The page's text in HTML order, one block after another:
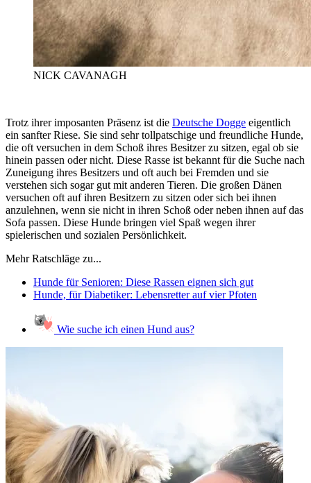
NICK CAVANAGH
Trotz ihrer imposanten Präsenz ist die Deutsche Dogge eigentlich
ein sanfter Riese. Sie sind sehr tollpatschige und freundliche Hunde,
die oft versuchen in dem Schoß ihres Besitzer zu sitzen, egal ob sie
hinein passen oder nicht. Diese Rasse ist bekannt für die Suche nach
Zuneigung ihres Besitzers und oft auch bei Fremden und sie
verstehen sich sogar gut mit anderen Tieren. Die großen Dänen
versuchen oft auf ihren Besitzern zu sitzen oder sich bei ihnen
anzulehnen, wenn sie nicht in ihren Schoß oder neben ihnen auf das
Sofa passen. Diese Hunde bringen viel Spaß wegen ihrer
spielerischen und sozialen Persönlichkeit.
Mehr Ratschläge zu...
Hunde für Senioren: Diese Rassen eignen sich gut
Hunde, für Diabetiker: Lebensretter auf vier Pfoten
Wie suche ich einen Hund aus?